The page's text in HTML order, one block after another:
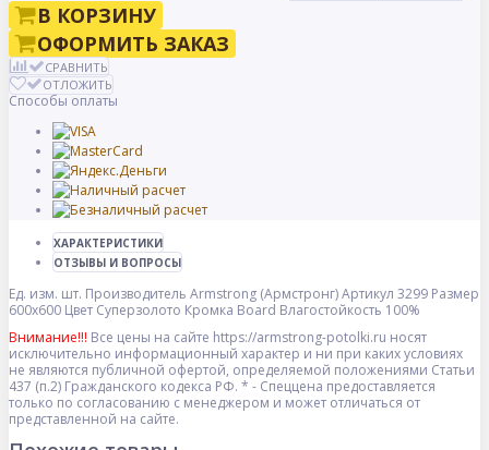
В КОРЗИНУ
ОФОРМИТЬ ЗАКАЗ
СРАВНИТЬ
ОТЛОЖИТЬ
Способы оплаты
ХАРАКТЕРИСТИКИ
ОТЗЫВЫ И ВОПРОСЫ
Ед. изм. шт. Производитель Armstrong (Армстронг)Артикул 3299 Размер
600x600 Цвет Суперзолото Кромка Board Влагостойкость 100%
Внимание!!! Все цены на сайте https://armstrong-potolki.ru носят
исключительно информационный характер и ни при каких условиях
не являются публичной офертой, определяемой положениями Статьи
437 (п.2) Гражданского кодекса РФ. * - Спеццена предоставляется
только по согласованию с менеджером и может отличаться от
представленной на сайте.